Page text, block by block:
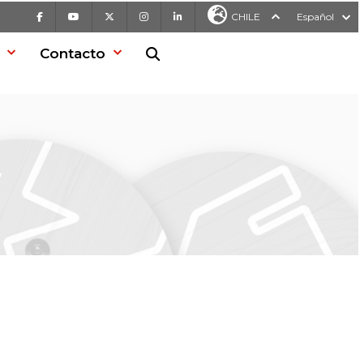
Facebook Youtube InstagramLinkedIn CHILE Español
Contacto